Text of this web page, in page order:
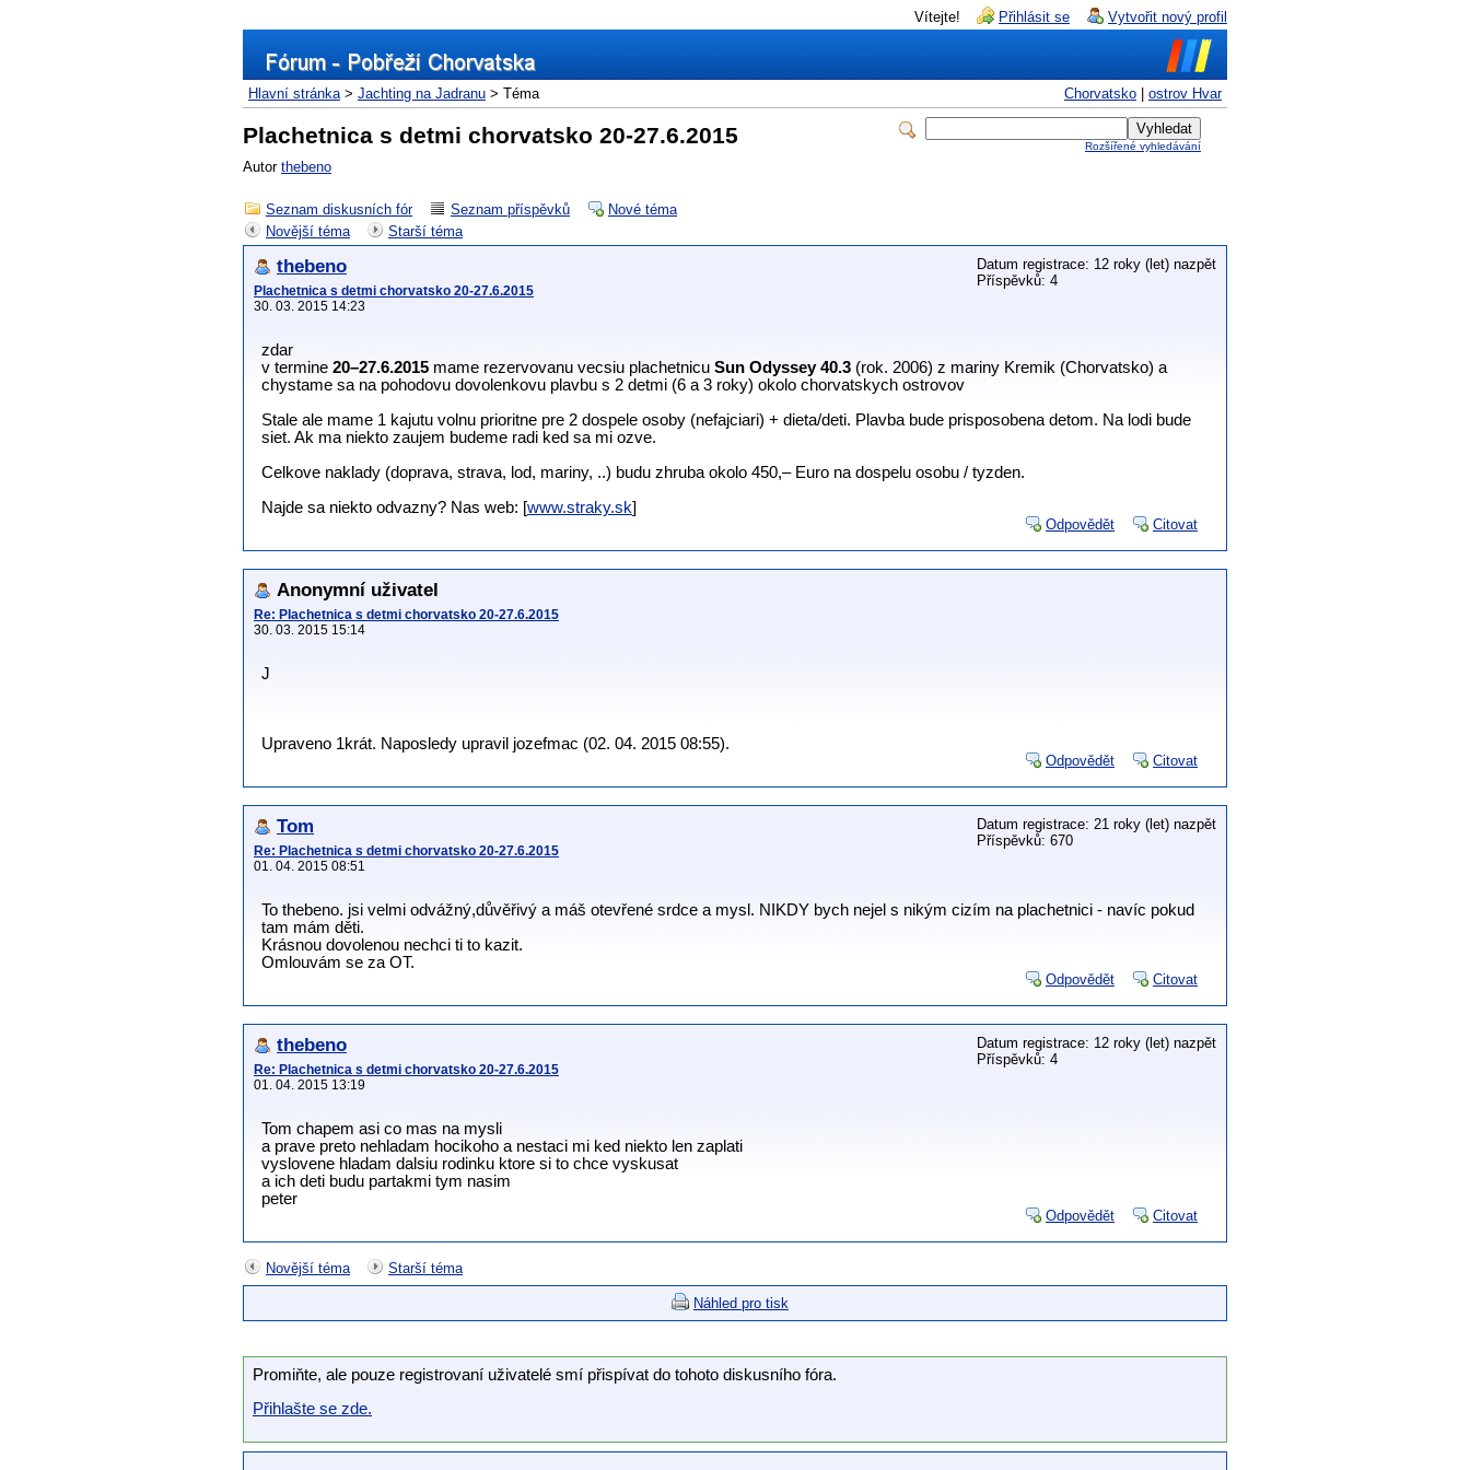
Vítejte! Přihlásit se Vytvořit nový profil
Chorvatsko ostrov Hvar
Hlavní stránka> Jachting na Jadranu > Téma
Rozšířené vyhledávání
Plachetnica s detmi chorvatsko 20-27.6.2015
Autor thebeno
Seznam diskusních fór Seznam příspěvků
Nové téma
Novější téma
Starší téma
thebeno
Plachetnica s detmi chorvatsko 20-27.6.2015
30. 03. 2015 14:23
Datum registrace: 12 roky (let) nazpět
Příspěvků: 4
zdar
v termine 20–27.6.2015 mame rezervovanu vecsiu plachetnicu Sun Odyssey 40.3 (rok. 2006) z mariny Kremik (Chorvatsko) a
chystame sa na pohodovu dovolenkovu plavbu s 2 detmi (6 a 3 roky) okolo chorvatskych ostrovov
Stale ale mame 1 kajutu volnu prioritne pre 2 dospele osoby (nefajciari) + dieta/deti. Plavba bude prisposobena detom. Na lodi bude
siet. Ak ma niekto zaujem budeme radi ked sa mi ozve.
Celkove naklady (doprava, strava, lod, mariny, ..) budu zhruba okolo 450,– Euro na dospelu osobu / tyzden.
Najde sa niekto odvazny? Nas web: [www.straky.sk]
Odpovědět Citovat
Anonymní uživatel
Re: Plachetnica s detmi chorvatsko 20-27.6.2015
30. 03. 2015 15:14
J
Upraveno 1krát. Naposledy upravil jozefmac (02. 04. 2015 08:55).
Odpovědět Citovat
Tom
Re: Plachetnica s detmi chorvatsko 20-27.6.2015
01. 04. 2015 08:51
Datum registrace: 21 roky (let) nazpět
Příspěvků: 670
To thebeno. jsi velmi odvážný,důvěřivý a máš otevřené srdce a mysl. NIKDY bych nejel s nikým cizím na plachetnici - navíc pokud
tam mám děti.
Krásnou dovolenou nechci ti to kazit.
Omlouvám se za OT.
Odpovědět Citovat
thebeno
Re: Plachetnica s detmi chorvatsko 20-27.6.2015
01. 04. 2015 13:19
Datum registrace: 12 roky (let) nazpět
Příspěvků: 4
Tom chapem asi co mas na mysli
a prave preto nehladam hocikoho a nestaci mi ked niekto len zaplati
vyslovene hladam dalsiu rodinku ktore si to chce vyskusat
a ich deti budu partakmi tym nasim
peter
Odpovědět Citovat
Novější téma Starší téma
Náhled pro tisk
Promiňte, ale pouze registrovaní uživatelé smí přispívat do tohoto diskusního fóra.
Přihlašte se zde.